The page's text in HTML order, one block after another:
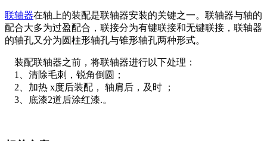
联轴器在轴上的装配是联轴器安装的关键之一。联轴器与轴的
配合大多为过盈配合，联接分为有键联接和无键联接，联轴器
的轴孔又分为圆柱形轴孔与锥形轴孔两种形式。
装配联轴器之前，将联轴器进行以下处理：
1、清除毛刺，锐角倒圆；
2、加热 x度后装配， 轴肩后，及时 ；
3、底漆2道后涂红漆.。